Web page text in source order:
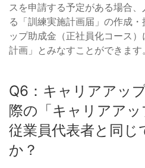
スを申請する予定がある場合
る「訓練実施計画届」の作成
ップ助成金（正社員化コース
計画」とみなすことができます。
Q6：キャリアアッ
際の「キャリアアッ
従業員代表者と同じ
か？